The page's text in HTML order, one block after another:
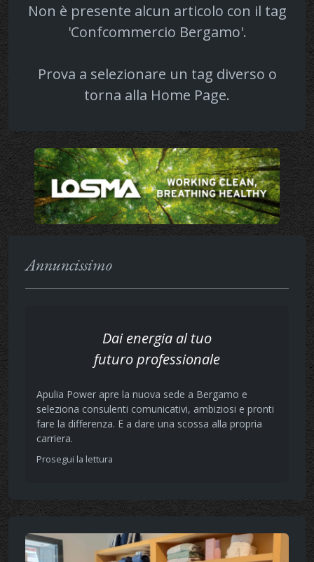
Non è presente alcun articolo con il tag
'Confcommercio Bergamo'.
Prova a selezionare un tag diverso o
torna alla Home Page.
Annuncissimo
Dai energia al tuo
futuro professionale
Apulia Power apre la nuova sede a Bergamo e
seleziona consulenti comunicativi, ambiziosi e pronti
fare la differenza. E a dare una scossa alla propria
carriera.
Prosegui la lettura